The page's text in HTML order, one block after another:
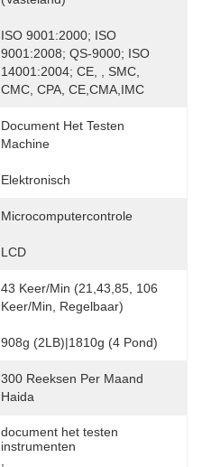
ISO 9001:2000; ISO
9001:2008; QS-9000; ISO
14001:2004; CE, , SMC,
CMC, CPA, CE,CMA,IMC
Document Het Testen
Machine
Elektronisch
Microcomputercontrole
LCD
43 Keer/min (21,43,85, 106
Keer/min, Regelbaar)
908g (2LB)|1810g (4 Pond)
300 Reeksen Per Maand
Haida
document het testen
instrumenten